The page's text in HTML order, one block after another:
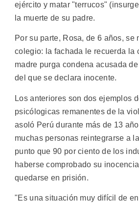
ejército y matar "terrucos"
la muerte de su padre.
Por su parte, Rosa, de 6 años, se
colegio: la fachada le recuerda la
madre purga condena acusada
del que se declara inocente.
Los anteriores son dos ejemplos
psicólogicas remanentes de la
asoló Perú durante más de 13
muchas personas reintegrarse a
punto que 90 por ciento de los
haberse comprobado su
quedarse en prisión.
"Es una situación muy difícil de